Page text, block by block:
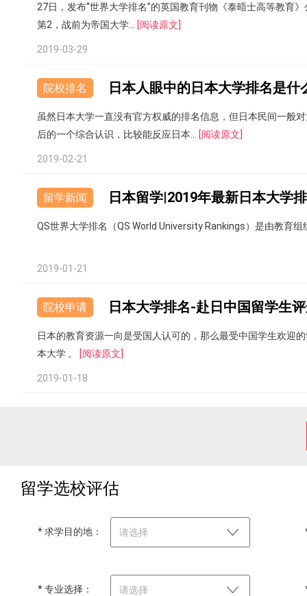
27日，发布“世界大学排名”的英国教育刊物《泰晤士高等教育
第2，战前为帝国大学...
[阅读原文]
2019-03-29
院校排名 日本人眼中的日本大学排名是什
虽然日本大学一直没有官方权威的排名信息，但日本民间一般
后的一个综合认识，比较能反应日本...
[阅读原文]
2019-02-21
留学新闻 日本留学|2019年最新日本大学
QS世界大学排名（QS World University Rankings）是由教育
2019-01-21
院校申请 日本大学排名-赴日中国留学生
日本的教育资源一向是受国人认可的，那么最受中国学生欢迎
本大学 。
[阅读原文]
2019-01-18
留学选校评估
* 求学目的地： 请选择
* 专业选择： 请选择